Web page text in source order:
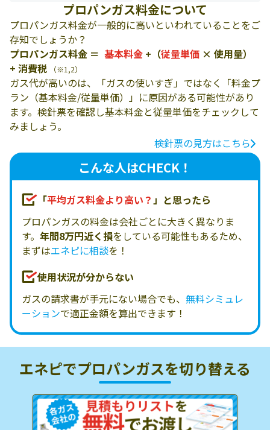
プロパンガス料金について
プロパンガス料金が一般的に高いといわれていることをご
存知でしょうか？
プロパンガス料金 ＝ 基本料金 +（従量単価 × 使用量）
+ 消費税
（※1,2）
ガス代が高いのは、「ガスの使いすぎ」ではなく「料金プ
ラン（基本料金/従量単価）」に原因がある可能性があり
ます。検針票を確認し基本料金と従量単価をチェックして
みましょう。
検針票の見方はこちら
こんな人はCHECK！
「平均ガス料金より高い？」と思ったら
プロパンガスの料金は会社ごとに大きく異なりま
す。 年間8万円近く損をしている可能性もあるため、
まずはエネピに相談を！
使用状況が分からない
ガスの請求書が手元にない場合でも、 無料シミュレ
ーションで適正金額を算出できます！
エネピでプロパンガスを切り替える